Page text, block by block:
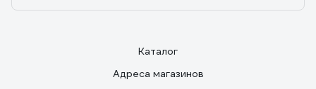
Каталог
Адреса магазинов